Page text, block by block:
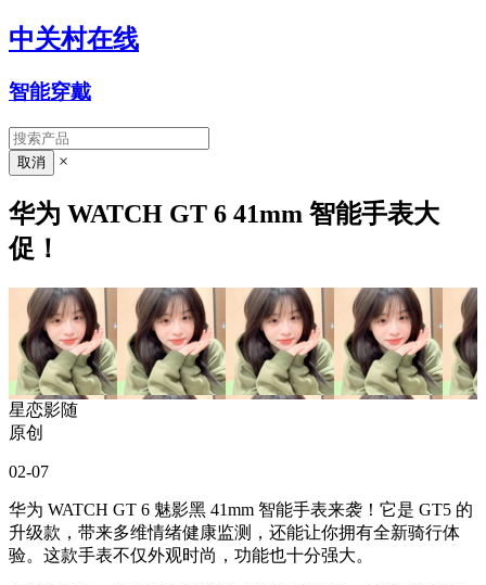
中关村在线
智能穿戴
×
华为 WATCH GT 6 41mm 智能手表大
促！
星恋影随
原创
02-07
华为 WATCH GT 6 魅影黑 41mm 智能手表来袭！它是 GT5 的
升级款，带来多维情绪健康监测，还能让你拥有全新骑行体
验。这款手表不仅外观时尚，功能也十分强大。